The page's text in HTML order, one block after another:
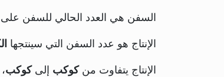
السفن هي العدد الحالي للسفن على
الإنتاج هو عدد السفن التي سينتجها
الإنتاج يتفاوت منكوكب إلىكوكب